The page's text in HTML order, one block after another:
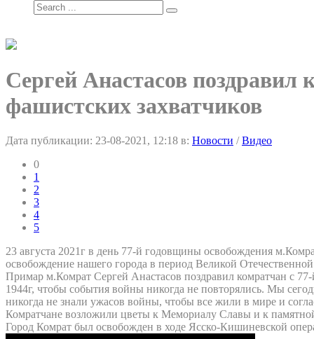
Сергей Анастасов поздравил
фашистских захватчиков
Дата публикации: 23-08-2021, 12:18 в: Новости /Видео
0
1
2
3
4
5
23 августа 2021г в день 77-й годовщины освобождения
освобождение нашего города в период Великой
Примар м.Комрат Сергей Анастасов поздравил комратчан с
1944г, чтобы события войны никогда не повторялись. Мы
никогда не знали ужасов войны, чтобы все жили в мире и
Комратчане возложили цветы к Мемориалу Славы и к
Город Комрат был освобожден в ходе Ясско-Кишиневской